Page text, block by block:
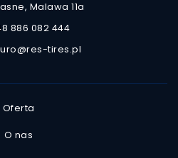
Malawa 11a
886 082 444
tires.pl
Oferta
O nas